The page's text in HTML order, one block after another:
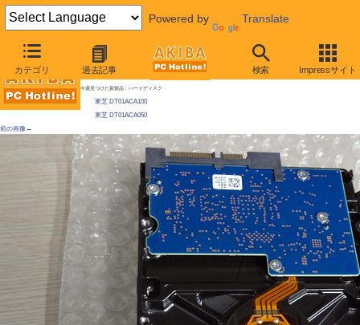
Powered by Translate
カテゴリ 過去記事 検索 Impressサイト
AKIBA PC Hotline!
[拡大画像]東芝の3.5インチHDDが発売に、製造元はHGST
今週見つけた新製品：ハードディスク
東芝 DT01ACA100
東芝 DT01ACA050
前の画像←